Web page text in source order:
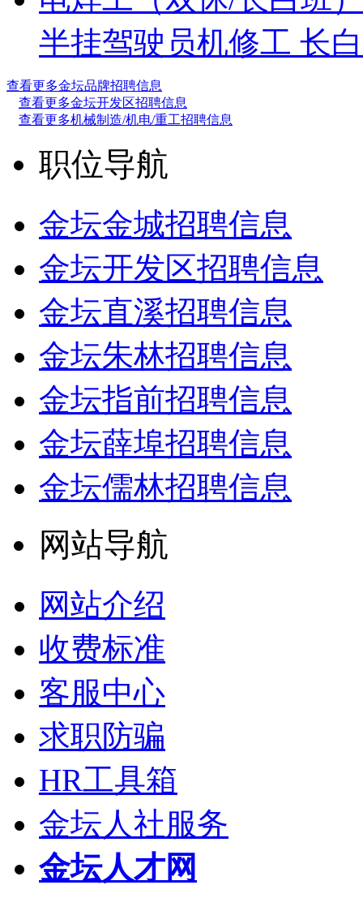
半挂驾驶员机修工 长
查看更多金坛品牌招聘信息
查看更多金坛开发区招聘信息
查看更多机械制造/机电/重工招聘信息
职位导航
金坛金城招聘信息
金坛开发区招聘信息
金坛直溪招聘信息
金坛朱林招聘信息
金坛指前招聘信息
金坛薛埠招聘信息
金坛儒林招聘信息
网站导航
网站介绍
收费标准
客服中心
求职防骗
HR工具箱
金坛人社服务
金坛人才网